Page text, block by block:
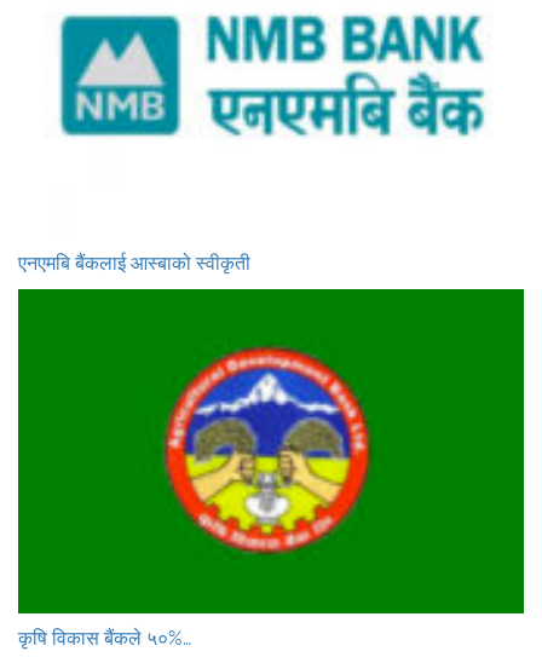
एनएमबि बैंकलाई आस्बाको स्वीकृती
कृषि विकास बैंकले ५०%…